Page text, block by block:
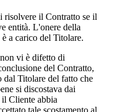
risolvere il Contratto se il
entità. L'onere della
a carico del Titolare.
vi è difetto di
del Contratto,
dal Titolare del fatto che
si discostava dai
Cliente abbia